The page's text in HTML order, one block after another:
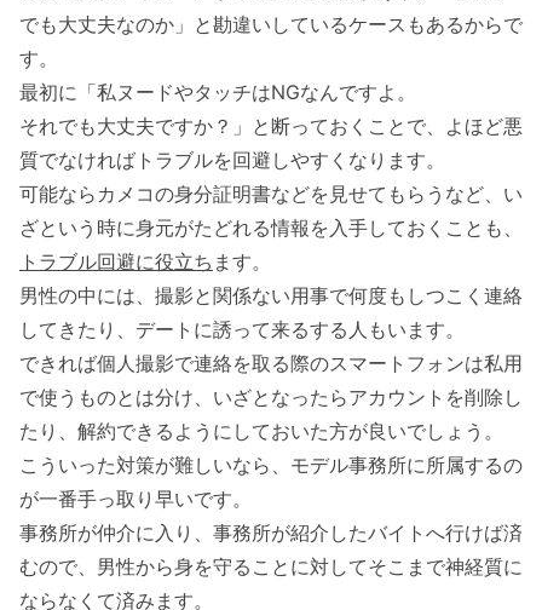
でも大丈夫なのか」と勘違いしているケースもあるからで
す。
最初に「私ヌードやタッチはNGなんですよ。
それでも大丈夫ですか？」と断っておくことで、よほど悪
質でなければトラブルを回避しやすくなります。
可能ならカメコの身分証明書などを見せてもらうなど、い
ざという時に身元がたどれる情報を入手しておくことも、
トラブル回避に役立ち ます。
男性の中には、撮影と関係ない用事で何度もしつこく連絡
してきたり、デートに誘って来るする人もいます。
できれば個人撮影で連絡を取る際のスマートフォンは私用
で使うものとは分け、いざとなったらアカウントを削除し
たり、解約できるようにしておいた方が良いでしょう。
こういった対策が難しいなら、モデル事務所に所属するの
が一番手っ取り早いです。
事務所が仲介に入り、事務所が紹介したバイトへ行けば済
むので、男性から身を守ることに対してそこまで神経質に
ならなくて済みます。